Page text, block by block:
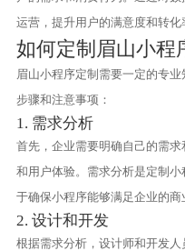
运营，提升用户的满意度和转化
如何定制眉山小程
眉山小程序定制需要一定的专
步骤和注意事项：
1. 需求分析
首先，企业需要明确自己的需
和用户体验。需求分析是定制
于确保小程序能够满足企业的商
2. 设计和开发
根据需求分析，设计师和开发